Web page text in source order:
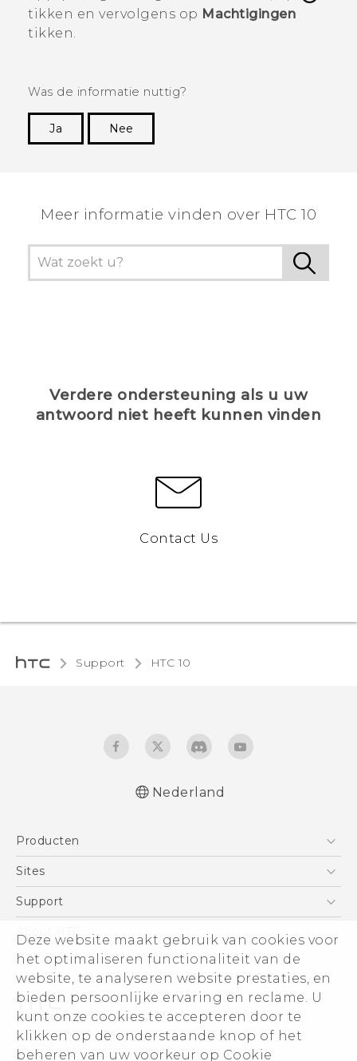
Deze website maakt gebruik van cookies voor
het optimaliseren functionaliteit van de
website, te analyseren website prestaties, en
bieden persoonlijke ervaring en reclame. U
kunt onze cookies te accepteren door te
klikken op de onderstaande knop of het
beheren van uw voorkeur op Cookie
tikken en vervolgens op Machtigingen
tikken.
Was de informatie nuttig?
Ja
Nee
Meer informatie vinden over HTC 10
Verdere ondersteuning als u uw
antwoord niet heeft kunnen vinden
Contact Us
Support HTC 10‎
Nederlands - Gebruikershandleiding
wettelijke voorschriften
Deutsch - Informationen zur Sicherheit und
behördliche Bestimmungen
English - Quick start guide
English - User manual
English - Safety and regulatory guide
Nederland
Producten
Telefoons
Vive
Accessoires
Sites
HTC Vive
Aan de slag
Support
Support voor eCommerce
About HTC
ESG
Informatie over het bedrijf
Voor beleggers (engels)
Cookie Preferences
Vacatures
© 2011-2026 HTC Corporation